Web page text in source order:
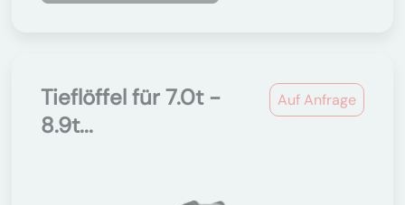
Auf Anfrage
Tieflöffel für 7.0t -
8.9t...